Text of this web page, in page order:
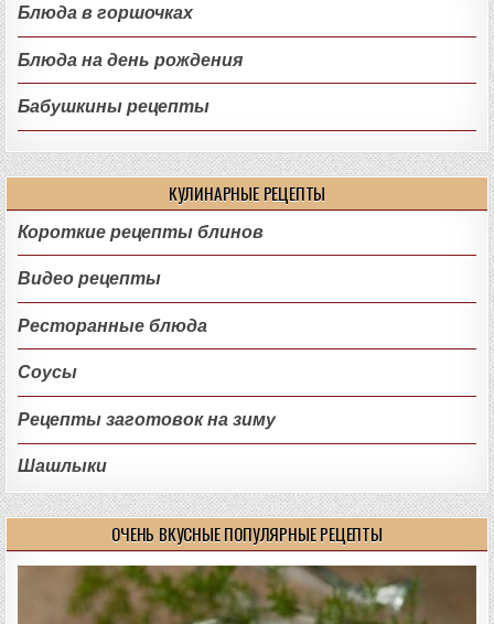
Блюда в горшочках
Блюда на день рождения
Бабушкины рецепты
КУЛИНАРНЫЕ РЕЦЕПТЫ
Короткие рецепты блинов
Видео рецепты
Ресторанные блюда
Соусы
Рецепты заготовок на зиму
Шашлыки
ОЧЕНЬ ВКУСНЫЕ ПОПУЛЯРНЫЕ РЕЦЕПТЫ